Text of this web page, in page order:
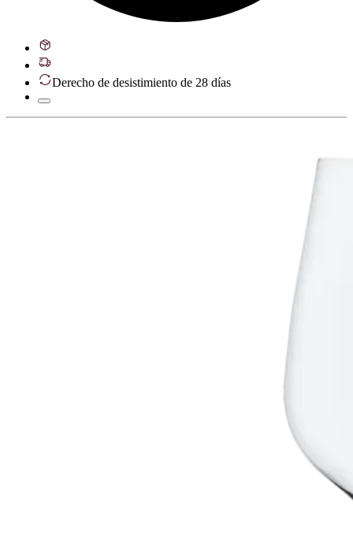
Derecho de desistimiento de 28 días